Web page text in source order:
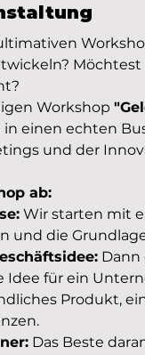
Workshop
einen echten
und der
ab:
Wir starten mit
und die
Dann
Idee für ein
Produkt,
Das Beste